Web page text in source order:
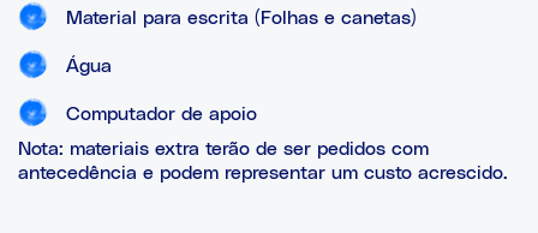
Material para escrita (Folhas e canetas)
Água
Computador de apoio
Nota: materiais extra terão de ser pedidos com
antecedência e podem representar um custo acrescido.